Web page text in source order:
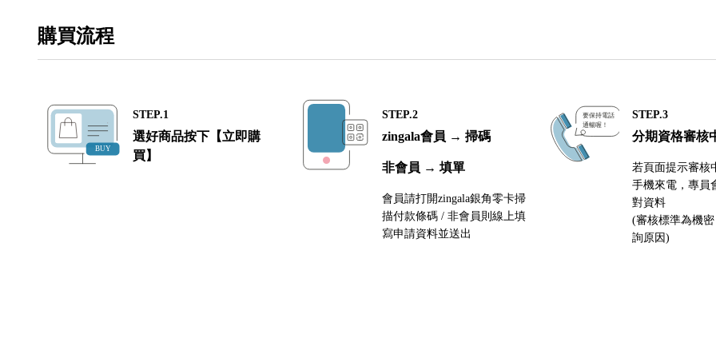
購買流程
STEP.1
選好商品按下【立即購
買】
STEP.2
zingala會員 → 掃碼
非會員 → 填單
會員請打開zingala銀角零卡掃
描付款條碼 / 非會員則線上填
寫申請資料並送出
STEP.3
分期資格審核
若頁面提示審核
手機來電，專員
對資料
(審核標準為機
詢原因)